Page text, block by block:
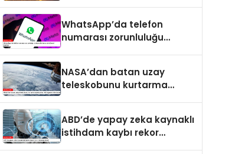
WhatsApp’da telefon
numarası zorunluluğu
NASA’dan batan uzay
teleskobunu kurtarma
ABD’de yapay zeka kaynaklı
istihdam kaybı rekor